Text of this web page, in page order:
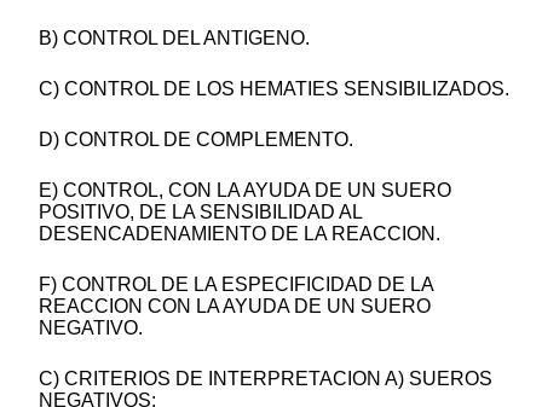
B) CONTROL DEL ANTIGENO.
C) CONTROL DE LOS HEMATIES SENSIBILIZADOS.
D) CONTROL DE COMPLEMENTO.
E) CONTROL, CON LA AYUDA DE UN SUERO
POSITIVO, DE LA SENSIBILIDAD AL
DESENCADENAMIENTO DE LA REACCION.
F) CONTROL DE LA ESPECIFICIDAD DE LA
REACCION CON LA AYUDA DE UN SUERO
NEGATIVO.
C) CRITERIOS DE INTERPRETACION A) SUEROS
NEGATIVOS: